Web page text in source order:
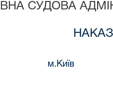
СУДОВА
НАКАЗ
м.Київ